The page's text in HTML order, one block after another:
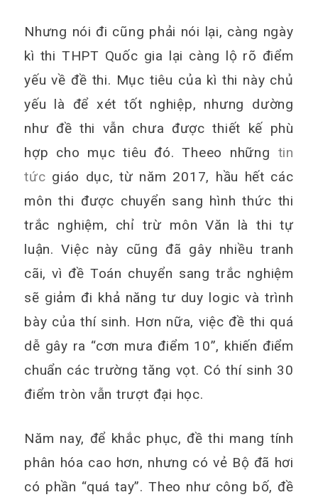
Nhưng nói đi cũng phải nói lại, càng ngày
kì thi THPT Quốc gia lại càng lộ rõ điểm
yếu về đề thi. Mục tiêu của kì thi này chủ
yếu là để xét tốt nghiệp, nhưng dường
như đề thi vẫn chưa được thiết kế phù
hợp cho mục tiêu đó. Theeo những tin
tức giáo dục, từ năm 2017, hầu hết các
môn thi được chuyển sang hình thức thi
trắc nghiệm, chỉ trừ môn Văn là thi tự
luận. Việc này cũng đã gây nhiều tranh
cãi, vì đề Toán chuyển sang trắc nghiệm
sẽ giảm đi khả năng tư duy logic và trình
bày của thí sinh. Hơn nữa, việc đề thi quá
dễ gây ra “cơn mưa điểm 10”, khiến điểm
chuẩn các trường tăng vọt. Có thí sinh 30
điểm tròn vẫn trượt đại học.
Năm nay, để khắc phục, đề thi mang tính
phân hóa cao hơn, nhưng có vẻ Bộ đã hơi
có phần “quá tay”. Theo như công bố, đề